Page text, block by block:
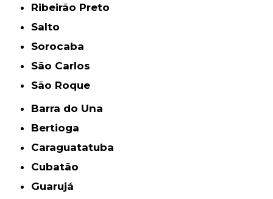
Ribeirão Preto
Salto
Sorocaba
São Carlos
São Roque
Barra do Una
Bertioga
Caraguatatuba
Cubatão
Guarujá